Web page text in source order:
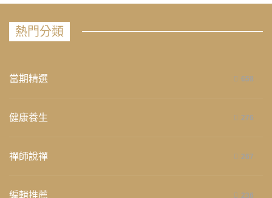
熱門分類
當期精選 658
健康養生 276
禪師說禪 267
編輯推薦 236